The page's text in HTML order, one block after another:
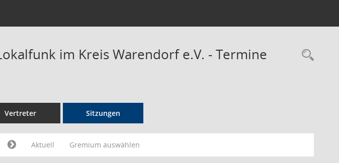
im Kreis Warendorf e.V. - Termine
Vertreter Sitzungen
Aktuell Gremium auswählen